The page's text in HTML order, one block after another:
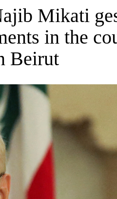
Mikati
in the
Beirut